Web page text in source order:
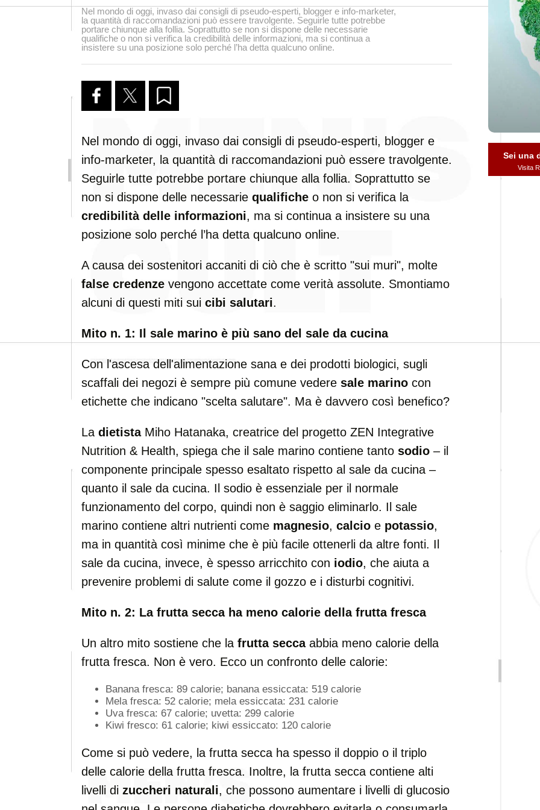
Nel mondo di oggi, invaso dai consigli di pseudo-esperti, blogger e info-marketer,
la quantità di raccomandazioni può essere travolgente. Seguirle tutte potrebbe
portare chiunque alla follia. Soprattutto se non si dispone delle necessarie
qualifiche o non si verifica la credibilità delle informazioni, ma si continua a
insistere su una posizione solo perché l’ha detta qualcuno online.
Nel mondo di oggi, invaso dai consigli di pseudo-esperti, blogger e
info-marketer, la quantità di raccomandazioni può essere travolgente.
Seguirle tutte potrebbe portare chiunque alla follia. Soprattutto se
non si dispone delle necessarie qualifiche o non si verifica la
credibilità delle informazioni, ma si continua a insistere su una
posizione solo perché l’ha detta qualcuno online.
A causa dei sostenitori accaniti di ciò che è scritto "sui muri", molte
false credenze vengono accettate come verità assolute. Smontiamo
alcuni di questi miti sui cibi salutari.
Mito n. 1: Il sale marino è più sano del sale da cucina
Con l'ascesa dell'alimentazione sana e dei prodotti biologici, sugli
scaffali dei negozi è sempre più comune vedere sale marino con
etichette che indicano "scelta salutare". Ma è davvero così benefico?
La dietistaMiho Hatanaka, creatrice del progetto ZEN Integrative
Nutrition & Health, spiega che il sale marino contiene tanto sodio – il
componente principale spesso esaltato rispetto al sale da cucina –
quanto il sale da cucina. Il sodio è essenziale per il normale
funzionamento del corpo, quindi non è saggio eliminarlo. Il sale
marino contiene altri nutrienti come magnesio, calcio e potassio,
ma in quantità così minime che è più facile ottenerli da altre fonti. Il
sale da cucina, invece, è spesso arricchito con iodio, che aiuta a
prevenire problemi di salute come il gozzo e i disturbi cognitivi.
Mito n. 2: La frutta secca ha meno calorie della frutta fresca
Un altro mito sostiene che la frutta seccaabbia meno calorie della
frutta fresca. Non è vero. Ecco un confronto delle calorie:
Banana fresca: 89 calorie; banana essiccata: 519 calorie
Mela fresca: 52 calorie; mela essiccata: 231 calorie
Uva fresca: 67 calorie; uvetta: 299 calorie
Kiwi fresco: 61 calorie; kiwi essiccato: 120 calorie
Come si può vedere, la frutta secca ha spesso il doppio o il triplo
delle calorie della frutta fresca. Inoltre, la frutta secca contiene alti
livelli di zuccheri naturali, che possono aumentare i livelli di glucosio
Sei una
Visita